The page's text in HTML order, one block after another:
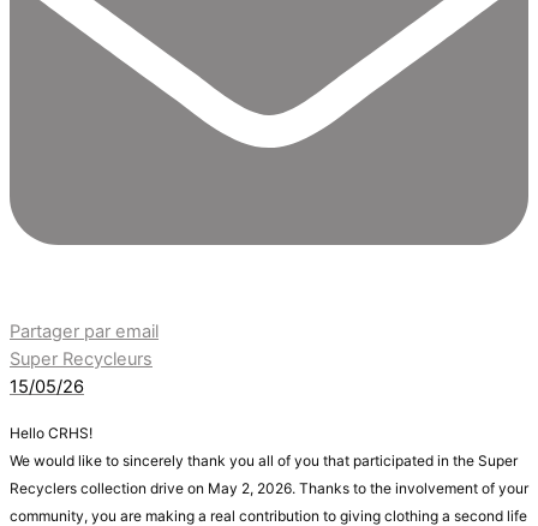
Partager par email
Super Recycleurs
15/05/26
Hello CRHS!
We would like to sincerely thank you all of you that participated in the Super
Recyclers collection drive on May 2, 2026. Thanks to the involvement of your
community, you are making a real contribution to giving clothing a second life